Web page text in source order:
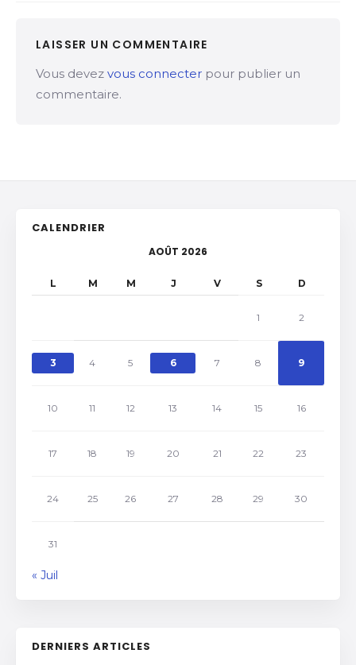
LAISSER UN COMMENTAIRE
Vous devez vous connecter pour publier un
commentaire.
CALENDRIER
AOÛT 2026
L M M J V S D
1 2
3 4 5 6 7 8 9
10 11 12 13 14 15 16
17 18 19 20 21 22 23
24 25 26 27 28 29 30
31
« Juil
DERNIERS ARTICLES